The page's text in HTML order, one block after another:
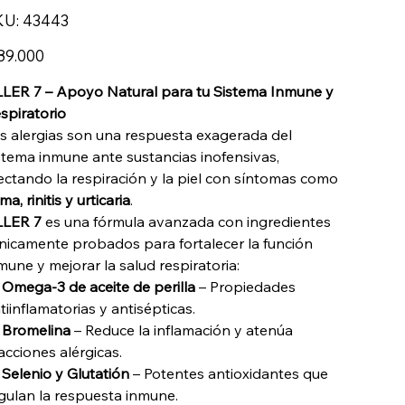
SKU
43443
43443
7 – Apoyo Natural para tu Sistema Inmune y
alergias son una respuesta exagerada del
inmune ante sustancias inofensivas,
la respiración y la piel con síntomas como
rinitis y urticaria.
7es una fórmula avanzada con ingredientes
probados para fortalecer la función
y mejorar la salud respiratoria:
Omega-3 de aceite de perilla– Propiedades
y antisépticas.
Bromelina– Reduce la inflamación y atenúa
alérgicas.
Selenio y Glutatión– Potentes antioxidantes que
la respuesta inmune.